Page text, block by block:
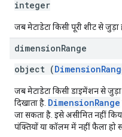
integer
जब मेटाडेटा किसी पूरी शीट से जुड़ा
dimensionRange
object (
जब मेटाडेटा किसी डाइमेंशन से
दिखाता है. DimensionRange
जा सकता है. इसे असीमित नहीं
पंक्तियों या कॉलम में नहीं फैला हो